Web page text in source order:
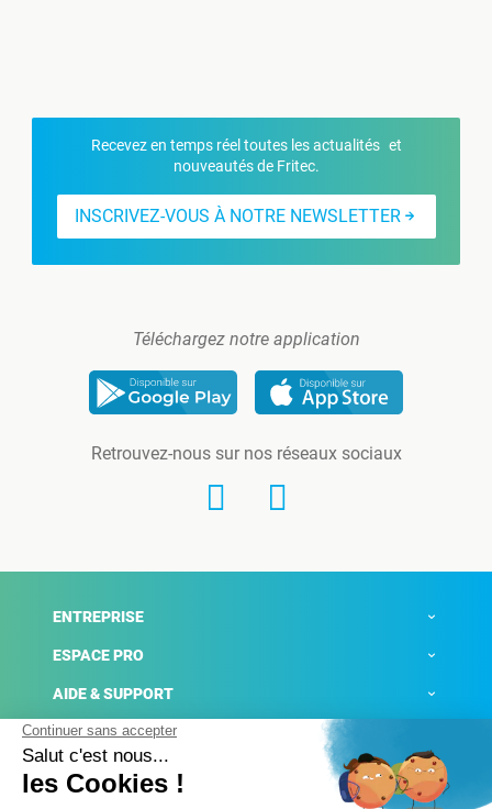
Recevez en temps réel toutes les actualités et
nouveautés de Fritec.
INSCRIVEZ-VOUS À NOTRE NEWSLETTER
Téléchargez notre application
Retrouvez-nous sur nos réseaux sociaux
ENTREPRISE
ESPACE PRO
AIDE & SUPPORT
ACTUALITÉS